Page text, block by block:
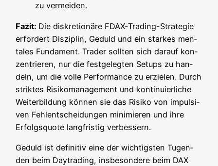
zu vermeiden.
Fazit: Die dis­kre­tio­nä­re FDAX-Tra­ding-Stra­te­gie
erfor­dert Dis­zi­plin, Geduld und ein star­kes men­
ta­les Fun­da­ment. Trader soll­ten sich dar­auf kon­
zen­trie­ren, nur die fest­ge­leg­ten Set­ups zu han­
deln, um die vol­le Per­for­mance zu erzie­len. Durch
strik­tes Risi­ko­ma­nage­ment und kon­ti­nu­ier­li­che
Wei­ter­bil­dung kön­nen sie das Risi­ko von impul­si­
ven Fehl­ent­schei­dun­gen mini­mie­ren und ihre
Erfolgs­quo­te lang­fris­tig verbessern.
Geduld ist defi­ni­tiv eine der wich­tigs­ten Tugen­
den beim Day­tra­ding, ins­be­son­de­re beim DAX